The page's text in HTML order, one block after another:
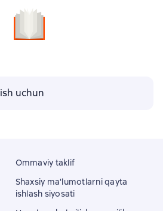
uchun
Ommaviy taklif
Shaxsiy ma'lumotlarni qayta
ishlash siyosati